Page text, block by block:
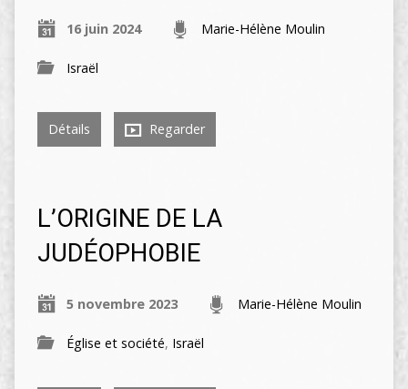
16 juin 2024 Marie-Hélène Moulin
Israël
Détails Regarder
L’ORIGINE DE LA
JUDÉOPHOBIE
5 novembre 2023 Marie-Hélène Moulin
Église et société, Israël